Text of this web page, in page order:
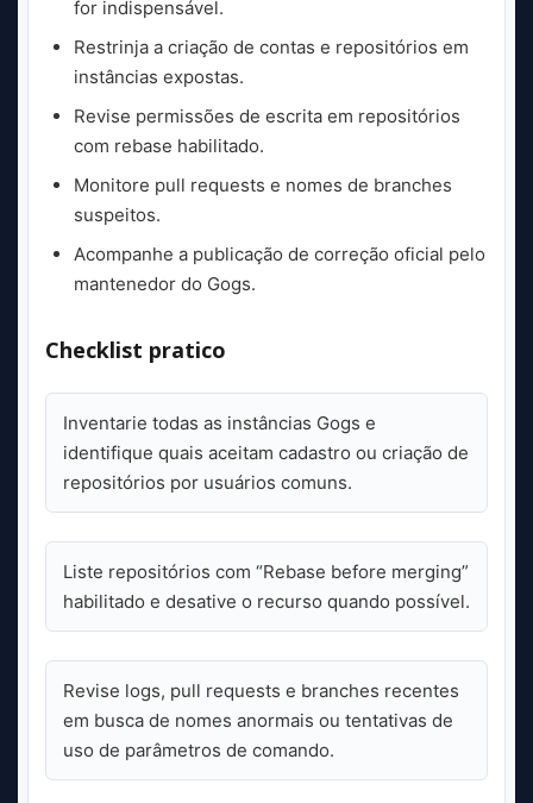
for indispensável.
Restrinja a criação de contas e repositórios em
instâncias expostas.
Revise permissões de escrita em repositórios
com rebase habilitado.
Monitore pull requests e nomes de branches
suspeitos.
Acompanhe a publicação de correção oficial pelo
mantenedor do Gogs.
Checklist pratico
Inventarie todas as instâncias Gogs e
identifique quais aceitam cadastro ou criação de
repositórios por usuários comuns.
Liste repositórios com “Rebase before merging”
habilitado e desative o recurso quando possível.
Revise logs, pull requests e branches recentes
em busca de nomes anormais ou tentativas de
uso de parâmetros de comando.